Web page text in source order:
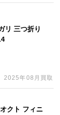
リ 三つ折り
2025年08月買取
クト フィニ